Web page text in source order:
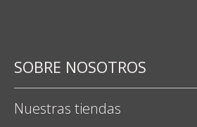
SOBRE NOSOTROS
Nuestras tiendas